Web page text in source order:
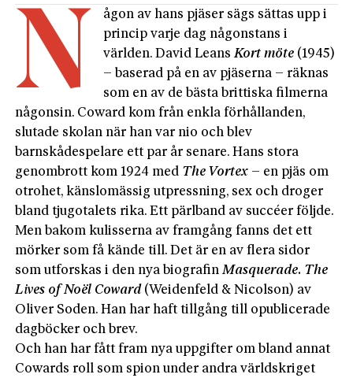
N
ågon av hans pjäser sägs sättas upp i
princip varje dag någonstans i
världen. David LeansKort möte (1945)
– baserad på en av pjäserna – räknas
som en av de bästa brittiska filmerna
någonsin. Coward kom från enkla förhållanden,
slutade skolan när han var nio och blev
barnskådespelare ett par år senare. Hans stora
genombrott kom 1924 med The Vortex – en pjäs om
otrohet, känslomässig utpressning, sex och droger
bland tjugotalets rika. Ett pärlband av succéer följde.
Men bakom kulisserna av framgång fanns det ett
mörker som få kände till. Det är en av flera sidor
som utforskas i den nya biografin Masquerade. The
Lives of Noël Coward (Weidenfeld & Nicolson) av
Oliver Soden. Han har haft tillgång till opublicerade
dagböcker och brev.
Och han har fått fram nya uppgifter om bland annat
Cowards roll som spion under andra världskriget